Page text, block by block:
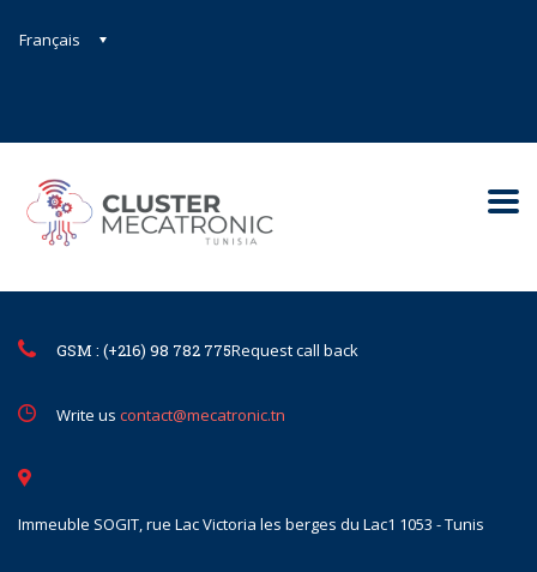
Français
GSM : (+216) 98 782 775Request call back
Write us contact@mecatronic.tn
Immeuble SOGIT, rue Lac Victoria les berges du Lac1 1053 - Tunis